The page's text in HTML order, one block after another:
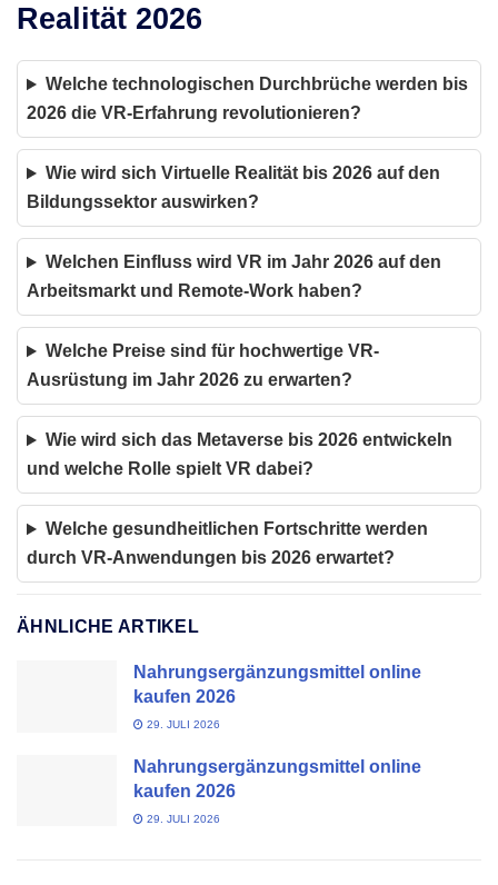
Realität 2026
Welche technologischen Durchbrüche werden bis
2026 die VR-Erfahrung revolutionieren?
Wie wird sich Virtuelle Realität bis 2026 auf den
Bildungssektor auswirken?
Welchen Einfluss wird VR im Jahr 2026 auf den
Arbeitsmarkt und Remote-Work haben?
Welche Preise sind für hochwertige VR-
Ausrüstung im Jahr 2026 zu erwarten?
Wie wird sich das Metaverse bis 2026 entwickeln
und welche Rolle spielt VR dabei?
Welche gesundheitlichen Fortschritte werden
durch VR-Anwendungen bis 2026 erwartet?
ÄHNLICHE ARTIKEL
Nahrungsergänzungsmittel online
kaufen 2026
29. JULI 2026
Nahrungsergänzungsmittel online
kaufen 2026
29. JULI 2026